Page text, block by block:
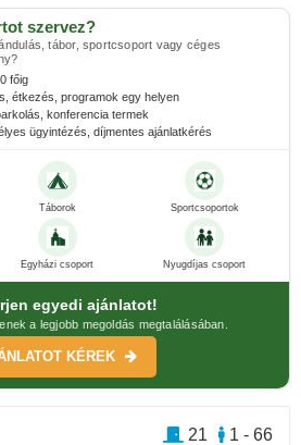
szervez?
tábor, sportcsoport vagy céges
főig
étkezés, programok egy helyen
konferencia termek
ügyintézés, díjmentes ajánlatkérés
Táborok Sportcsoportok
Egyházi csoport Nyugdíjas csoport
egyedi ajánlatot!
a legjobb megoldás megtalálásában.
KÉREK
1 - 66
21